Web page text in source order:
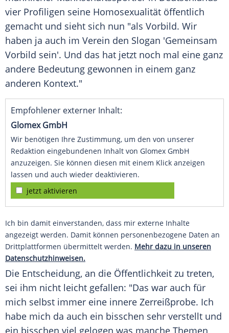
vier Profiligen seine Homosexualität öffentlich
gemacht und sieht sich nun "als Vorbild. Wir
haben ja auch im Verein den Slogan 'Gemeinsam
Vorbild sein'. Und das hat jetzt noch mal eine ganz
andere Bedeutung gewonnen in einem ganz
anderen Kontext."
Empfohlener externer Inhalt:
Glomex GmbH
Wir benötigen Ihre Zustimmung, um den von unserer
Redaktion eingebundenen Inhalt von Glomex GmbH
anzuzeigen. Sie können diesen mit einem Klick anzeigen
lassen und auch wieder deaktivieren.
jetzt aktivieren
Ich bin damit einverstanden, dass mir externe Inhalte
angezeigt werden. Damit können personenbezogene Daten an
Drittplattformen übermittelt werden. Mehr dazu in unseren
Datenschutzhinweisen.
Die Entscheidung, an die Öffentlichkeit zu treten,
sei ihm nicht leicht gefallen: "Das war auch für
mich selbst immer eine innere Zerreißprobe. Ich
habe mich da auch ein bisschen sehr verstellt und